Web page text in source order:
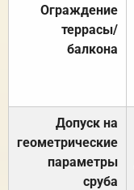
Ограждение
террасы/
балкона
Допуск на
геометрические
параметры
сруба